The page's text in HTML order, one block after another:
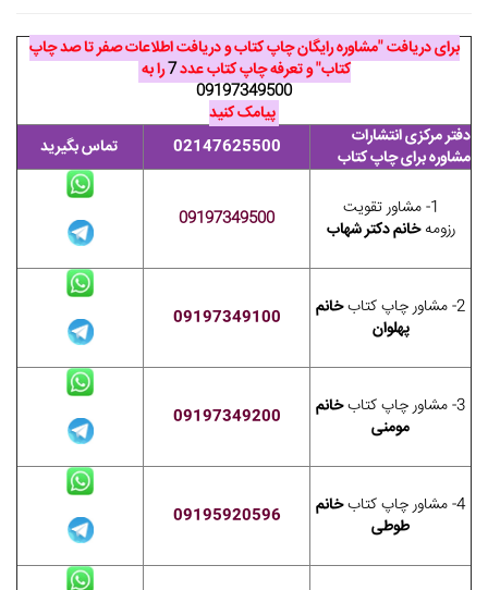
برای دریافت "مشاوره رایگان چاپ کتاب و دریافت اطلاعات صفر تا صد چاپ
کتاب" و تعرفه چاپ کتاب عدد7را به
09197349500
پیامک کنید
دفتر مرکزی انتشارات
مشاوره برای چاپ کتاب
02147625500 تماس بگیرید
1- مشاور تقویت
رزومهخانم دکتر شهاب 09197349500
2- مشاور چاپ کتاب
خانم
پهلوان
09197349100
3- مشاور چاپ کتاب
خانم
مومنی
09197349200
4- مشاور چاپ کتاب
خانم
طوطی
09195920596